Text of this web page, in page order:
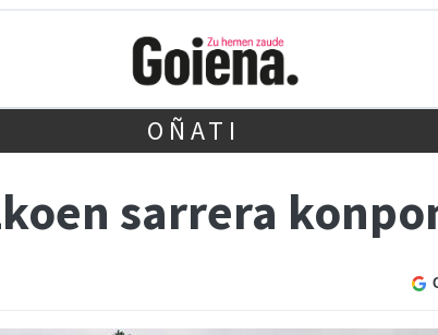
OÑATI
sarrera